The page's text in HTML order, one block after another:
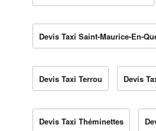
Devis Taxi Saint-Maurice-En-
Devis Taxi Terrou Devis
Devis Taxi Théminettes